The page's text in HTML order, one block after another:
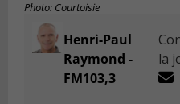
Photo: Courtoisie
Henri-Paul
Raymond -
FM103,3
la